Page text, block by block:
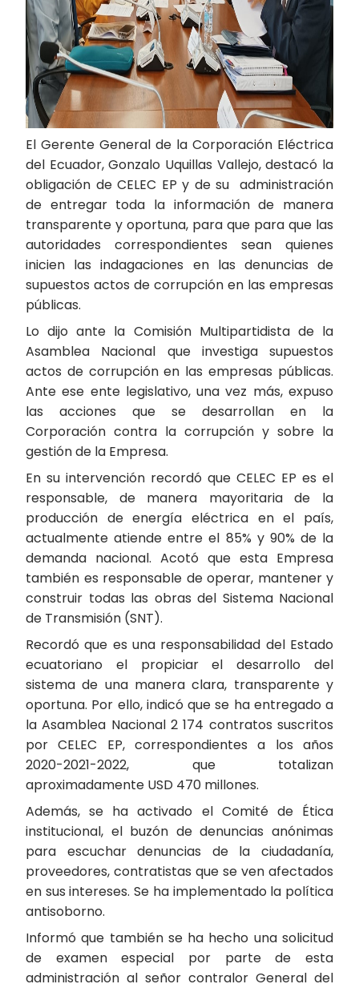
El Gerente General de la Corporación Eléctrica
del Ecuador, Gonzalo Uquillas Vallejo, destacó la
obligación de CELEC EP y de su administración
de entregar toda la información de manera
transparente y oportuna, para que para que las
autoridades correspondientes sean quienes
inicien las indagaciones en las denuncias de
supuestos actos de corrupción en las empresas
públicas.
Lo dijo ante la Comisión Multipartidista de la
Asamblea Nacional que investiga supuestos
actos de corrupción en las empresas públicas.
Ante ese ente legislativo, una vez más, expuso
las acciones que se desarrollan en la
Corporación contra la corrupción y sobre la
gestión de la Empresa.
En su intervención recordó que CELEC EP es el
responsable, de manera mayoritaria de la
producción de energía eléctrica en el país,
actualmente atiende entre el 85% y 90% de la
demanda nacional. Acotó que esta Empresa
también es responsable de operar, mantener y
construir todas las obras del Sistema Nacional
de Transmisión (SNT).
Recordó que es una responsabilidad del Estado
ecuatoriano el propiciar el desarrollo del
sistema de una manera clara, transparente y
oportuna. Por ello, indicó que se ha entregado a
la Asamblea Nacional 2 174 contratos suscritos
por CELEC EP, correspondientes a los años
2020-2021-2022, que totalizan
aproximadamente USD 470 millones.
Además, se ha activado el Comité de Ética
institucional, el buzón de denuncias anónimas
para escuchar denuncias de la ciudadanía,
proveedores, contratistas que se ven afectados
en sus intereses. Se ha implementado la política
antisoborno.
Informó que también se ha hecho una solicitud
de examen especial por parte de esta
administración al señor contralor General del